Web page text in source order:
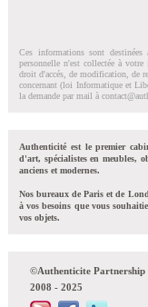
Ces informations sont
personnelle n'est collectée à
droit d'accés, de modification, de
concernant (loi Informatique et
la demande par mail à
Authenticité est le premier
d'art, spécialistes en meubles,
anciens et modernes.
Nos bureaux de Paris et de
à vos besoins que vous
vos objets.
©Authenticite Partnership
2008 - 2025